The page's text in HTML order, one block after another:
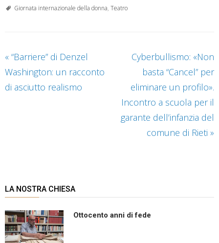
Giornata internazionale della donna, Teatro
« “Barriere” di Denzel
Washington: un racconto
di asciutto realismo
Cyberbullismo: «Non
basta “Cancel” per
eliminare un profilo».
Incontro a scuola per il
garante dell’infanzia del
comune di Rieti »
LA NOSTRA CHIESA
Ottocento anni di fede